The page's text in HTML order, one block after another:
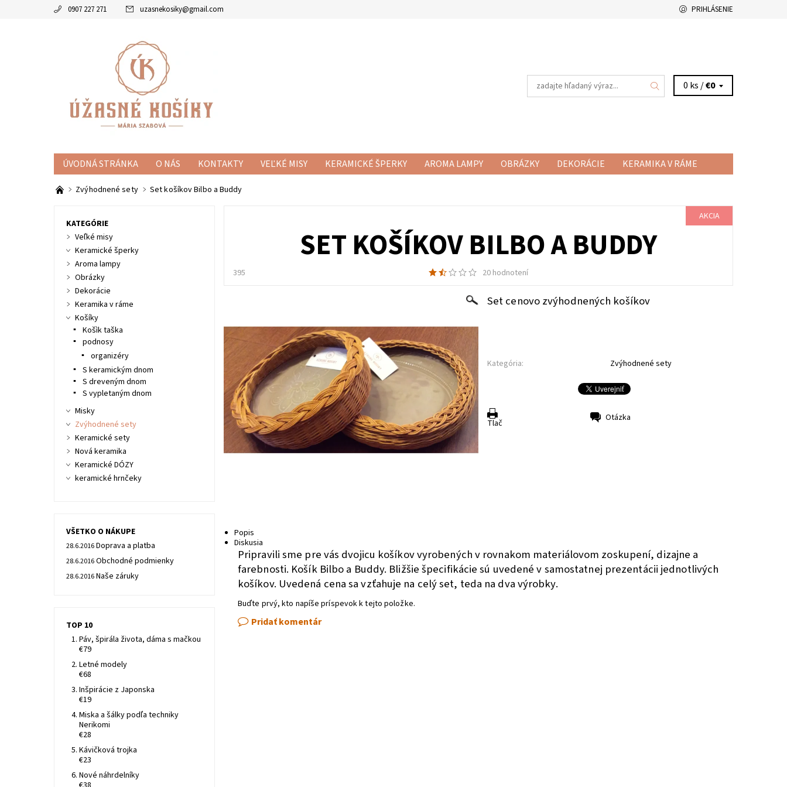
0907 227 271 uzasnekosiky@gmail.com PRIHLÁSENIE
0 ks /€0
ÚVODNÁ STRÁNKA O NÁS KONTAKTY VEĽKÉ MISY KERAMICKÉ ŠPERKY AROMA LAMPY OBRÁZKY DEKORÁCIE
KERAMIKA V RÁME
KOŠÍKY
MISKY ZVÝHODNENÉ SETY
Zvýhodnené sety Set košíkov Bilbo a Buddy
AKCIA
SET KOŠÍKOV BILBO A BUDDY
395 20 hodnotení
Set cenovo zvýhodnených košíkov
Kategória: Zvýhodnené sety
Tlač Otázka
Popis
Diskusia
Pripravili sme pre vás dvojicu košíkov vyrobených v rovnakom materiálovom zoskupení, dizajne a
farebnosti. Košík Bilbo a Buddy. Bližšie špecifikácie sú uvedené v samostatnej prezentácii jednotlivých
košíkov. Uvedená cena sa vzťahuje na celý set, teda na dva výrobky.
Buďte prvý, kto napíše príspevok k tejto položke.
Pridať komentár
KATEGÓRIE
Veľké misy
Keramické šperky
Aroma lampy
Obrázky
Dekorácie
Keramika v ráme
Košíky
Košìk taška
podnosy
organizéry
S keramickým dnom
S dreveným dnom
S vypletaným dnom
Misky
Zvýhodnené sety
Keramické sety
Nová keramika
Keramické DÓZY
keramické hrnčeky
VŠETKO O NÁKUPE
28.6.2016Doprava a platba
28.6.2016Obchodné podmienky
28.6.2016Naše záruky
TOP 10
Páv, špirála života, dáma s mačkou
€79
Letné modely
€68
Inšpirácie z Japonska
€19
Miska a šálky podľa techniky
Nerikomi
€28
Kávičková trojka
€23
Nové náhrdelníky